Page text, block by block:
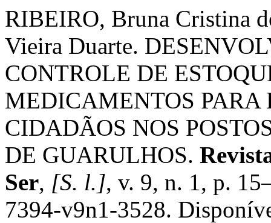
RIBEIRO, Bruna Cristina
Vieira Duarte.
CONTROLE DE
MEDICAMENTOS
CIDADÃOS NOS
DE GUARULHOS.
Ser, [S. l.], v. 9, n. 1, p.
7394-v9n1-3528.